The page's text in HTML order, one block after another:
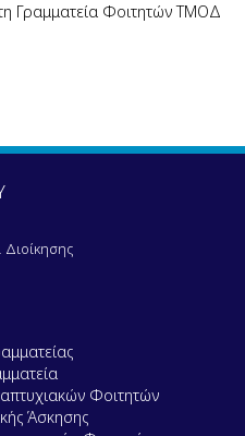
Γραμματεία Φοιτητών ΤΜΟΔ
Φοιτητών
Άσκησης